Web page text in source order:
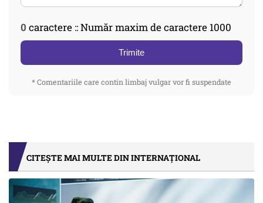
0 caractere :: Număr maxim de caractere 1000
Trimite
* Comentariile care contin limbaj vulgar vor fi suspendate
CITEȘTE MAI MULTE DIN INTERNAȚIONAL